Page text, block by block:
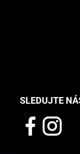
SLEDUJTE